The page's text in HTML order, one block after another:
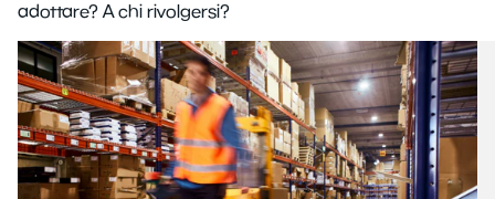
adottare? A chi rivolgersi?